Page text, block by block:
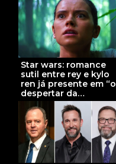
Star wars: romance
sutil entre rey e kylo
ren já presente em “o
despertar da…